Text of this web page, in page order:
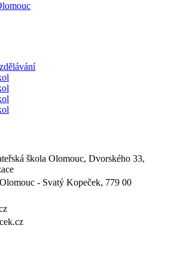
škola Olomouc, Dvorského 33,
- Svatý Kopeček, 779 00